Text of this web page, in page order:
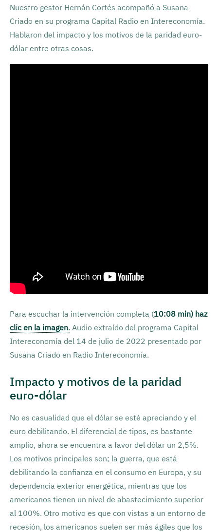
Nuestro gestor Hernán Cortés acompañó a Susana
Criado en su programa Capital Radio en Intereconomía.
Hablaron del impacto y los motivos de la paridad euro-
dólar entre otras cosas.
Para escuchar la intervención completa (10:08 min) haz
clic en la imagen. Audio extraído del programa Capital
Intereconomía del 14 de julio de 2022 presentado por
Susana Criado en Radio Intereconomía.
Impacto y motivos de la paridad
euro-dólar
No es casualidad que el dólar se esté apreciando y el
euro debilitando. El diferencial de tipos, es bastante
amplio, ahora se encuentra a favor del dólar un 2,5%.
Los motivos principales son; la guerra, que está
debilitando la confianza en el consumo en Europa, y su
dependencia exterior energética, mientras que los
americanos tienen un nivel de abastecimiento superior
al 100%. Otro motivo es que con vistas a un entorno de
recesión, los americanos suelen ser más ágiles que los